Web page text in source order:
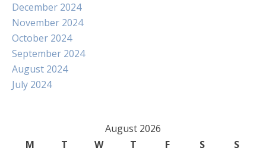
December 2024
November 2024
October 2024
September 2024
August 2024
July 2024
August 2026
M
T W T F S
S